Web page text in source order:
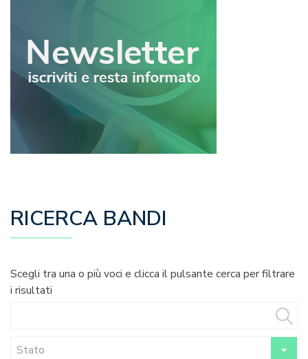
RICERCA BANDI
Scegli tra una o più voci e clicca il pulsante cerca per filtrare
i risultati
Stato